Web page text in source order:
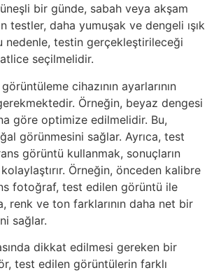
bir günde, sabah veya akşam
testler, daha yumuşak ve dengeli ışık
nedenle, testin gerçekleştirileceği
seçilmelidir.
cihazının ayarlarının
Örneğin, beyaz dengesi
göre optimize edilmelidir. Bu,
görünmesini sağlar. Ayrıca, test
görüntü kullanmak, sonuçların
kolaylaştırır. Örneğin, önceden kalibre
fotoğraf, test edilen görüntü ile
renk ve ton farklarının daha net bir
sağlar.
dikkat edilmesi gereken bir
test edilen görüntülerin farklı